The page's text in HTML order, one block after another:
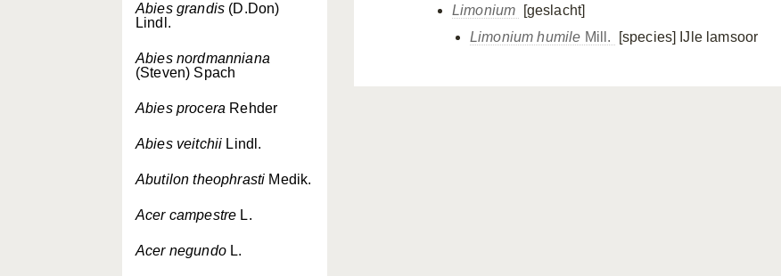
Abies grandis (D.Don)
Lindl.
Abies nordmanniana
(Steven) Spach
Abies procera Rehder
Abies veitchii Lindl.
Abutilon theophrasti Medik.
Acer campestre L.
Acer negundoL.
Limonium
[geslacht]
Limonium humile Mill. [species] IJle lamsoor